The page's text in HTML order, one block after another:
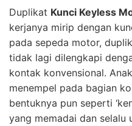
Duplikat Kunci Keyless
kerjanya mirip dengan
pada sepeda motor,
tidak lagi dilengkapi
kontak konvensional.
menempel pada bagian
bentuknya pun seperti
yang memadai dan selalu